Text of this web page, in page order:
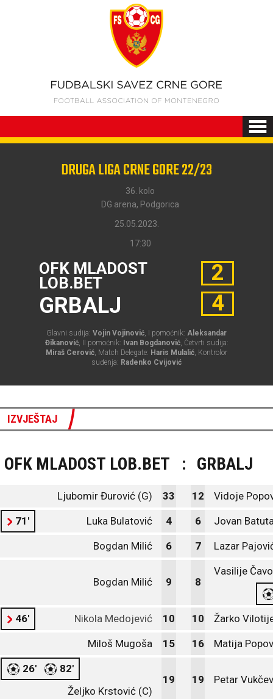
DRUGA LIGA CRNE GORE 22/23
36. kolo
DG arena, Podgorica
25.05.2023.
17:30
OFK MLADOST
LOB.BET
GRBALJ
2
4
Glavni sudija: Vojin Vojinović, I pomoćnik: Aleksandar
Đikanović, II pomoćnik: Ivan Bogdanović, Četvrti sudija:
Miraš Cerović, Match Delegate: Haris Mulalić, Kontrolor
suđenja: Radenko Cvijović
IZVJEŠTAJ
OFK MLADOST LOB.BET : GRBALJ
Ljubomir Đurović (G) 33 12 Vidoje
71' Luka Bulatović 4 6 Jovan
Bogdan Milić 6 7 Lazar
Bogdan Milić 9 8
Vasilije
46' Nikola Medojević 10 10 Žarko
Miloš Mugoša 15 16 Matija
26'
82'
Željko Krstović (C)
19 19 Petar